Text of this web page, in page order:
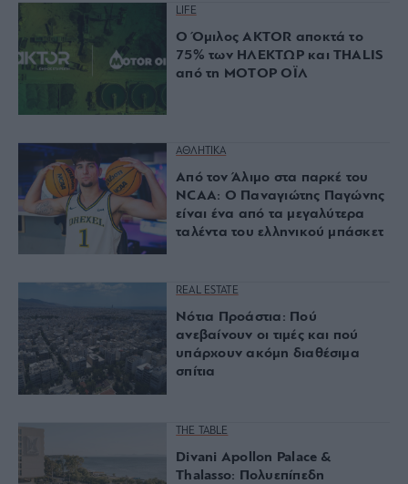
LIFE
Ο Όμιλος AKTOR αποκτά το
75% των ΗΛΕΚΤΩΡ και THALIS
από τη ΜΟΤΟΡ ΟΪΛ
ΑΘΛΗΤΙΚΑ
Από τον Άλιμο στα παρκέ του
NCAA: Ο Παναγιώτης Παγώνης
είναι ένα από τα μεγαλύτερα
ταλέντα του ελληνικού μπάσκετ
REAL ESTATE
Νότια Προάστια: Πού
ανεβαίνουν οι τιμές και πού
υπάρχουν ακόμη διαθέσιμα
σπίτια
THE TABLE
Divani Apollon Palace &
Thalasso: Πολυεπίπεδη